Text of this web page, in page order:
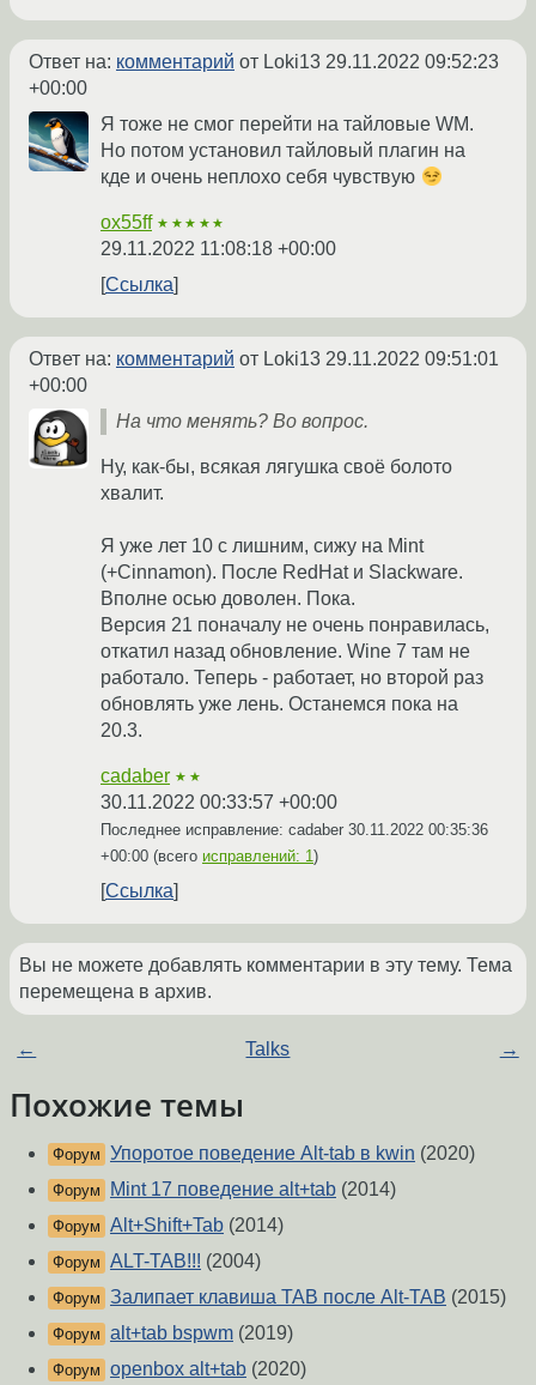
Ответ на: комментарий от Loki13 29.11.2022 09:52:23
+00:00
Я тоже не смог перейти на тайловые WM.
Но потом установил тайловый плагин на
кде и очень неплохо себя чувствую
ox55ff ★★★★★
29.11.2022 11:08:18 +00:00
Ссылка
Ответ на: комментарий от Loki13 29.11.2022 09:51:01
+00:00
На что менять? Во вопрос.
Ну, как-бы, всякая лягушка своё болото
хвалит.
Я уже лет 10 с лишним, сижу на Mint
(+Cinnamon). После RedHat и Slackware.
Вполне осью доволен. Пока.
Версия 21 поначалу не очень понравилась,
откатил назад обновление. Wine 7 там не
работало. Теперь - работает, но второй раз
обновлять уже лень. Останемся пока на
20.3.
cadaber ★★
30.11.2022 00:33:57 +00:00
Последнее исправление: cadaber 30.11.2022 00:35:36
+00:00 (всего исправлений: 1)
Ссылка
Вы не можете добавлять комментарии в эту тему. Тема
перемещена в архив.
← Talks →
Похожие темы
Форум Упоротое поведение Alt-tab в kwin (2020)
Форум Mint 17 поведение alt+tab (2014)
Форум Alt+Shift+Tab (2014)
Форум ALT-TAB!!! (2004)
Форум Залипает клавиша TAB после Alt-TAB (2015)
Форум alt+tab bspwm (2019)
Форум openbox alt+tab (2020)